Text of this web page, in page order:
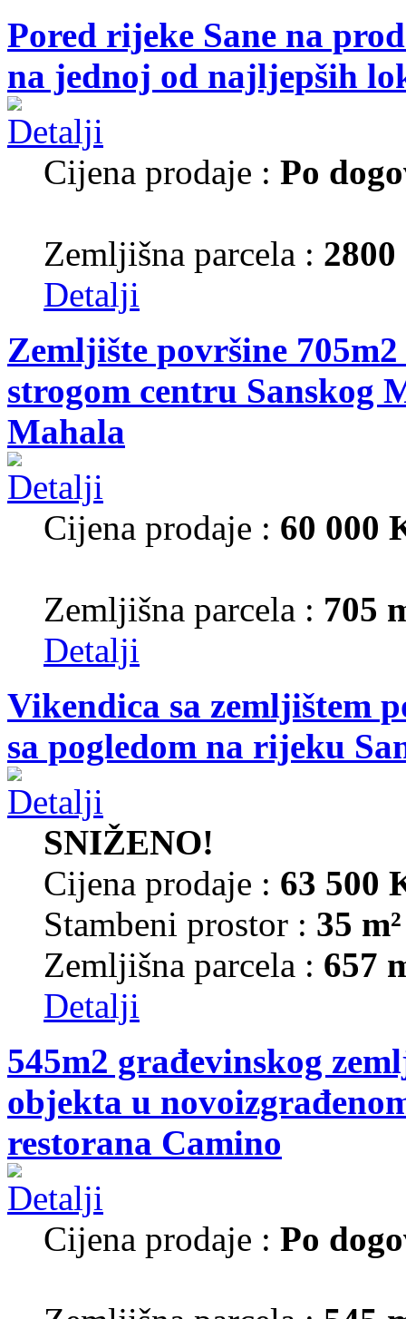
Pored rijeke Sane na
na jednoj od najljepših
Cijena prodaje : Po
Zemljišna parcela : 2800
Detalji
Zemljište površine
strogom centru Sanskog
Mahala
Cijena prodaje : 60 000
Zemljišna parcela : 705
Detalji
Vikendica sa zemljištem
sa pogledom na rijeku
SNIŽENO!
Cijena prodaje : 63 500
Stambeni prostor : 35 m²
Zemljišna parcela : 657
Detalji
545m2 građevinskog
objekta u
restorana Camino
Cijena prodaje : Po